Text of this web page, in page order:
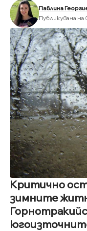
Павлина
Публикувана на
Критично
зимните